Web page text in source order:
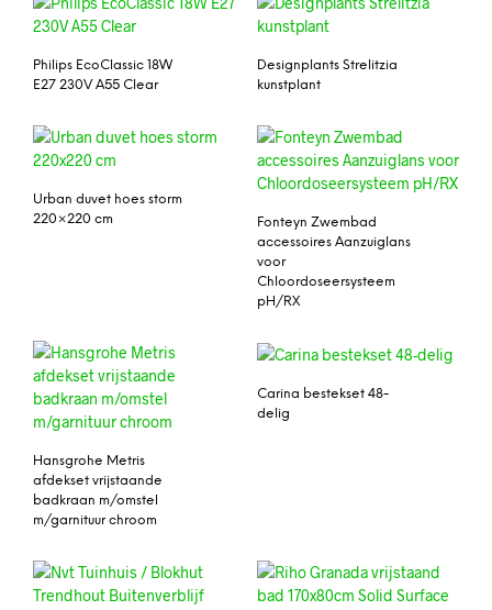
Philips EcoClassic 18W
E27 230V A55 Clear
Designplants Strelitzia
kunstplant
Urban duvet hoes storm
220×220 cm
Fonteyn Zwembad
accessoires Aanzuiglans
voor
Chloordoseersysteem
pH/RX
Hansgrohe Metris
afdekset vrijstaande
badkraan m/omstel
m/garnituur chroom
Carina bestekset 48-
delig